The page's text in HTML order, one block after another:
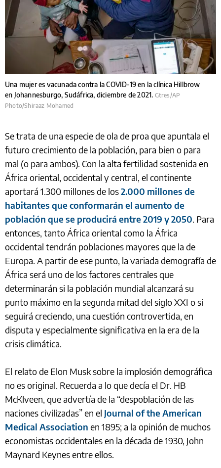
Una mujer es vacunada contra la COVID-19 en la clínica Hillbrow
en Johannesburgo, Sudáfrica, diciembre de 2021. Gtres/AP
Photo/Shiraaz Mohamed
Se trata de una especie de ola de proa que apuntala el
futuro crecimiento de la población, para bien o para
mal (o para ambos). Con la alta fertilidad sostenida en
África oriental, occidental y central, el continente
aportará 1.300 millones de los2.000 millones de
habitantes que conformarán el aumento de
población que se producirá entre 2019 y 2050. Para
entonces, tanto África oriental como la África
occidental tendrán poblaciones mayores que la de
Europa. A partir de ese punto, la variada demografía de
África será uno de los factores centrales que
determinarán si la población mundial alcanzará su
punto máximo en la segunda mitad del siglo XXI o si
seguirá creciendo, una cuestión controvertida, en
disputa y especialmente significativa en la era de la
crisis climática.
El relato de Elon Musk sobre la implosión demográfica
no es original. Recuerda a lo que decía el Dr. HB
McKlveen, que advertía de la “despoblación de las
naciones civilizadas” en el Journal of the American
Medical Association en 1895; a la opinión de muchos
economistas occidentales en la década de 1930, John
Maynard Keynes entre ellos.